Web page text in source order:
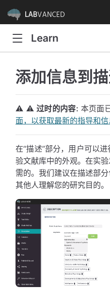
LABVANCED
Learn
添加信息到
⚠️ ⚠️过时的内容: 本页面
面，以获取最新的指导和信
在“描述”部分，用户可以
验文献库中的外观。在实
需的。我们建议在描述部
其他人理解您的研究目的。